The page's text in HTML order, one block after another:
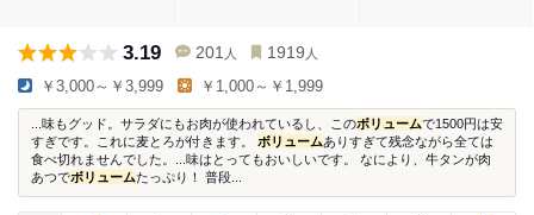
3.19 201 人 1919 人
￥3,000～￥3,999 ￥1,000～￥1,999
...味もグッド。サラダにもお肉が使われているし、このボリュームで1500円は安
すぎです。これに麦とろが付きます。 ボリュームありすぎて残念ながら全ては
食べ切れませんでした。...味はとってもおいしいです。 なにより、牛タンが肉
あつでボリュームたっぷり！ 普段...